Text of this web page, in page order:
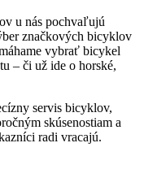
u nás pochvaľujú
značkových bicyklov
vybrať bicykel
– či už ide o horské,
servis bicyklov,
skúsenostiam a
radi vracajú.